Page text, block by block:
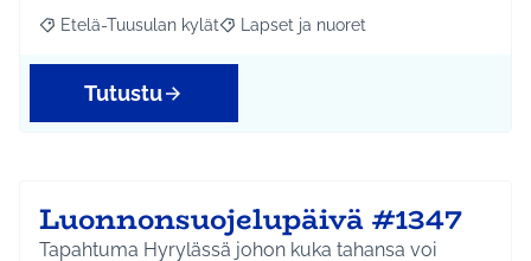
Rajaa tulokset aihepiirin mukaan: Etelä-Tuusulan kylät
Etelä-Tuusulan kylät Rajaa tulokset teeman mukaan: Lapset
Lapset ja nuoret
Tutustu
Luonnonsuojelupäivä #1347
Tapahtuma Hyrylässä johon kuka tahansa voi